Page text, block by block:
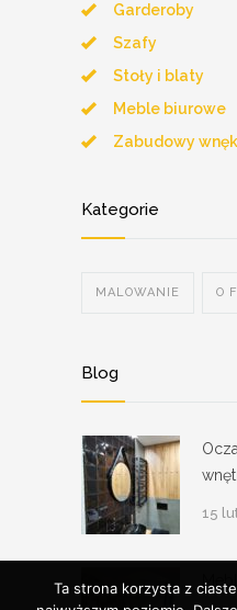
Garderoby
Szafy
Stoły i blaty
Meble biurowe
Zabudowy
Kategorie
MALOWANIE O
Blog
15
Ta strona korzysta z